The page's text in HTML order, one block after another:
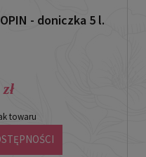
- doniczka 5 l.
towaru